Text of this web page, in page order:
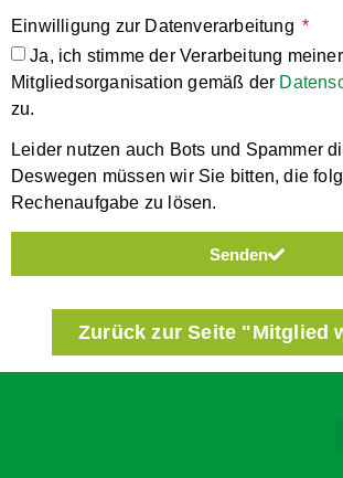
Einwilligung zur Datenverarbeitung
Ja, ich stimme der Verarbeitung
Mitgliedsorganisation gemäß der
zu.
Leider nutzen auch Bots und Spammer
Deswegen müssen wir Sie bitten, die
Rechenaufgabe zu lösen.
Senden
Zurück zur Seite "Mitglied